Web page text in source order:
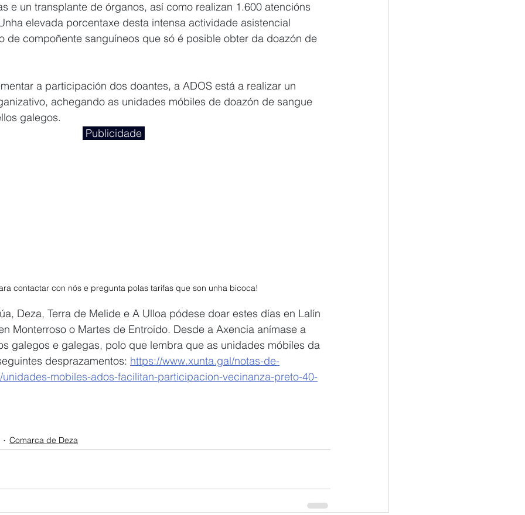
e un transplante de órganos, así como realizan 1.600 atencións
elevada porcentaxe desta intensa actividade asistencial
de compoñente sanguíneos que só é posible obter da doazón de
a participación dos doantes, a ADOS está a realizar un
achegando as unidades móbiles de doazón de sangue
galegos.
Publicidade
contactar con nós e pregunta polas tarifas que son unha bicoca!
Deza, Terra de Melide e A Ulloa pódese doar estes días en Lalín
Monterroso o Martes de Entroido. Desde a Axencia anímase a
galegos e galegas, polo que lembra que as unidades móbiles da
desprazamentos: https://www.xunta.gal/notas-de-
mobiles-ados-facilitan-participacion-vecinanza-preto-40-
Comarca de Deza